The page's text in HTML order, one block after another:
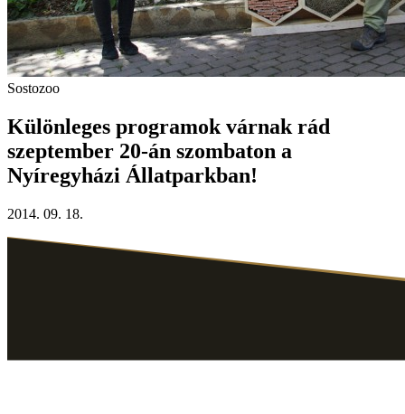
Sostozoo
Különleges programok várnak rád
szeptember 20-án szombaton a
Nyíregyházi Állatparkban!
2014. 09. 18.